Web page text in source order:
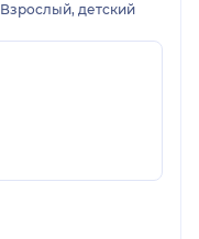
Взрослый, детский